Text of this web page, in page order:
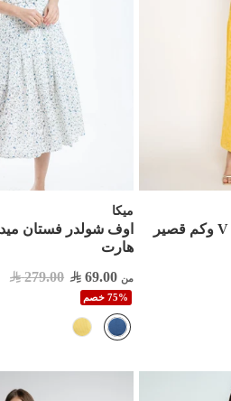
ميكا
اوف شولدر فستان
هارت
من 69.00
279.00
75% خصم